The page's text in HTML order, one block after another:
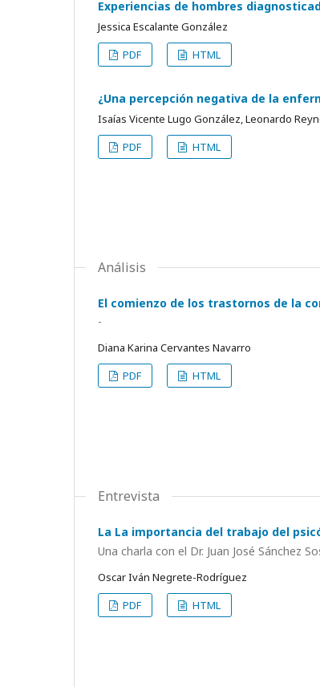
Experiencias de hombres
Jessica Escalante González
PDF
HTML
¿Una percepción negativa de la
Isaías Vicente Lugo González, Leonardo
PDF
HTML
Análisis
El comienzo de los trastornos de la
-
Diana Karina Cervantes Navarro
PDF
HTML
Entrevista
La La importancia del trabajo del
Una charla con el Dr. Juan José Sánchez
Oscar Iván Negrete-Rodríguez
PDF
HTML